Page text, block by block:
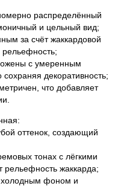
распределённый
и цельный вид;
за счёт жаккардовой
рельефность;
с умеренным
декоративность;
что добавляет
оттенок, создающий
тонах с лёгкими
рельефность жаккарда;
холодным фоном и